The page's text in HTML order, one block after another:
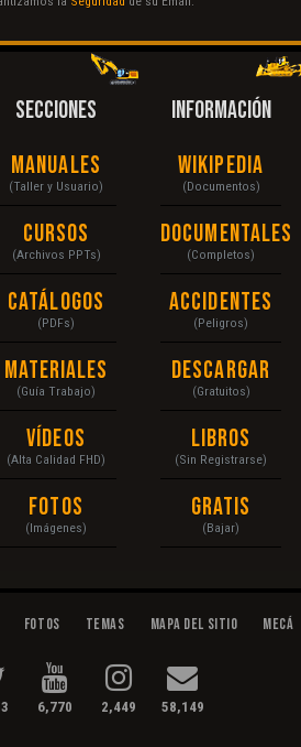
SECCIONES
Manuales
(Taller y Usuario)
Cursos
(Archivos PPTs)
Catálogos
(PDFs)
Materiales
(Guía Trabajo)
Vídeos
(Alta Calidad FHD)
Fotos
(Imágenes)
INFORMACIÓN
Wikipedia
(Documentos)
Documentales
(Completos)
Accidentes
(Peligros)
Descargar
(Gratuitos)
Libros
(Sin Registrarse)
Gratis
(Bajar)
Fotos Temas Mapa del Sitio
6,770 2,449 58,149